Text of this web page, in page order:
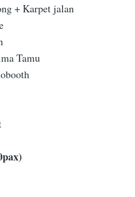
+ Karpet jalan
Tamu